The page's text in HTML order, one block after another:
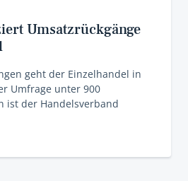
Umsatzrückgänge
geht der Einzelhandel in
Umfrage unter 900
ist der Handelsverband